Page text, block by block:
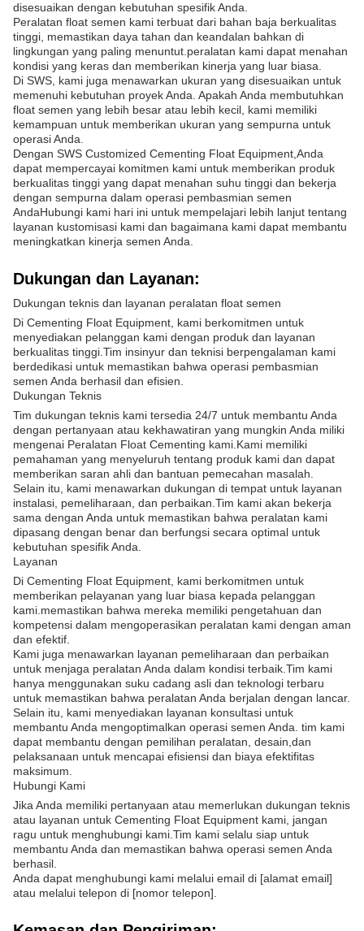
disesuaikan dengan kebutuhan spesifik Anda.
Peralatan float semen kami terbuat dari bahan baja berkualitas
tinggi, memastikan daya tahan dan keandalan bahkan di
lingkungan yang paling menuntut.peralatan kami dapat menahan
kondisi yang keras dan memberikan kinerja yang luar biasa.
Di SWS, kami juga menawarkan ukuran yang disesuaikan untuk
memenuhi kebutuhan proyek Anda. Apakah Anda membutuhkan
float semen yang lebih besar atau lebih kecil, kami memiliki
kemampuan untuk memberikan ukuran yang sempurna untuk
operasi Anda.
Dengan SWS Customized Cementing Float Equipment,Anda
dapat mempercayai komitmen kami untuk memberikan produk
berkualitas tinggi yang dapat menahan suhu tinggi dan bekerja
dengan sempurna dalam operasi pembasmian semen
AndaHubungi kami hari ini untuk mempelajari lebih lanjut tentang
layanan kustomisasi kami dan bagaimana kami dapat membantu
meningkatkan kinerja semen Anda.
Dukungan dan Layanan:
Dukungan teknis dan layanan peralatan float semen
Di Cementing Float Equipment, kami berkomitmen untuk
menyediakan pelanggan kami dengan produk dan layanan
berkualitas tinggi.Tim insinyur dan teknisi berpengalaman kami
berdedikasi untuk memastikan bahwa operasi pembasmian
semen Anda berhasil dan efisien.
Dukungan Teknis
Tim dukungan teknis kami tersedia 24/7 untuk membantu Anda
dengan pertanyaan atau kekhawatiran yang mungkin Anda miliki
mengenai Peralatan Float Cementing kami.Kami memiliki
pemahaman yang menyeluruh tentang produk kami dan dapat
memberikan saran ahli dan bantuan pemecahan masalah.
Selain itu, kami menawarkan dukungan di tempat untuk layanan
instalasi, pemeliharaan, dan perbaikan.Tim kami akan bekerja
sama dengan Anda untuk memastikan bahwa peralatan kami
dipasang dengan benar dan berfungsi secara optimal untuk
kebutuhan spesifik Anda.
Layanan
Di Cementing Float Equipment, kami berkomitmen untuk
memberikan pelayanan yang luar biasa kepada pelanggan
kami.memastikan bahwa mereka memiliki pengetahuan dan
kompetensi dalam mengoperasikan peralatan kami dengan aman
dan efektif.
Kami juga menawarkan layanan pemeliharaan dan perbaikan
untuk menjaga peralatan Anda dalam kondisi terbaik.Tim kami
hanya menggunakan suku cadang asli dan teknologi terbaru
untuk memastikan bahwa peralatan Anda berjalan dengan lancar.
Selain itu, kami menyediakan layanan konsultasi untuk
membantu Anda mengoptimalkan operasi semen Anda. tim kami
dapat membantu dengan pemilihan peralatan, desain,dan
pelaksanaan untuk mencapai efisiensi dan biaya efektifitas
maksimum.
Hubungi Kami
Jika Anda memiliki pertanyaan atau memerlukan dukungan teknis
atau layanan untuk Cementing Float Equipment kami, jangan
ragu untuk menghubungi kami.Tim kami selalu siap untuk
membantu Anda dan memastikan bahwa operasi semen Anda
berhasil.
Anda dapat menghubungi kami melalui email di [alamat email]
atau melalui telepon di [nomor telepon].